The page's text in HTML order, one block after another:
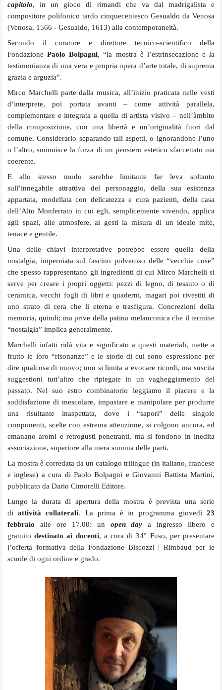
capitolo, in un gioco di rimandi che va dal madrigalista e
compositore polifonico tardo cinquecentesco Gesualdo da Venosa
(Venosa, 1566 - Gesualdo, 1613) alla contemporaneità.
Secondo il curatore e direttore tecnico-scientifico della
FondazionePaolo Bolpagni, “la mostra è l’estrinsecazione e la
testimonianza di una vera e propria opera d’arte totale, di suprema
grazia e arguzia”.
Mirco Marchelli parte dalla musica, all’inizio praticata nelle vesti
d’interprete, poi portata avanti – come attività parallela,
complementare e integrata a quella di artista visivo – nell’àmbito
della composizione, con una libertà e un’originalità fuori dal
comune. Considerarlo separando tali aspetti, o ignorandone l’uno
o l’altro, sminuisce la forza di un pensiero estetico sfaccettato ma
coerente.
E allo stesso modo sarebbe limitante far leva soltanto
sull’innegabile attrattiva del personaggio, della sua esistenza
appartata, modellata con delicatezza e cura pazienti, della casa
dell’Alto Monferrato in cui egli, semplicemente vivendo, applica
agli spazi, alle atmosfere, ai gesti la misura di un ideale mite,
tenace e gentile.
Una delle chiavi interpretative potrebbe essere quella della
nostalgia, imperniata sul fascino polveroso delle “vecchie cose”
che spesso rappresentano gli ingredienti di cui Mirco Marchelli si
serve per creare i propri oggetti: pezzi di legno, di tessuto o di
ceramica, vecchi fogli di libri e quaderni, magari poi rivestiti di
uno strato di cera che li eterna e trasfigura. Concrezioni della
memoria, quindi; ma prive della patina melanconica che il termine
“nostalgia” implica generalmente.
Marchelli infatti ridà vita e significato a questi materiali, mette a
frutto le loro “risonanze” e le storie di cui sono espressione per
dire qualcosa di nuovo; non si limita a evocare ricordi, ma suscita
suggestioni tutt’altro che ripiegate in un vagheggiamento del
passato. Nel suo estro combinatorio leggiamo il piacere e la
soddisfazione di mescolare, impastare e manipolare per produrre
una risultante inaspettata, dove i “sapori” delle singole
componenti, scelte con estrema attenzione, si colgono ancora, ed
emanano aromi e retrogusti penetranti, ma si fondono in inedita
associazione, superiore alla mera somma delle parti.
La mostra è corredata da un catalogo trilingue (in italiano, francese
e inglese) a cura di Paolo Bolpagni e Giovanni Battista Martini,
pubblicato da Dario Cimorelli Editore.
Lungo la durata di apertura della mostra è prevista una serie
diattività collaterali. La prima è in programma giovedì23
febbraio alle ore 17.00: un open day a ingresso libero e
gratuitodestinato ai docenti, a cura di 34° Fuso, per presentare
l’offerta formativa della Fondazione Biscozzi | Rimbaud per le
scuole di ogni ordine e grado.